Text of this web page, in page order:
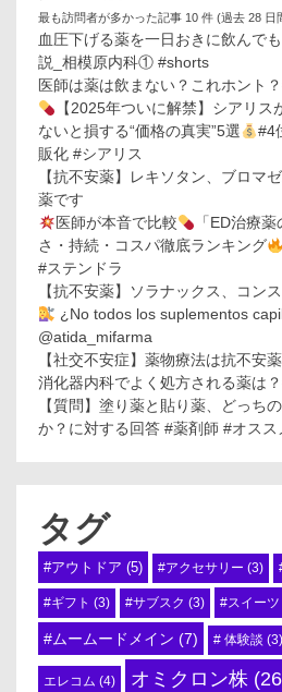
最も訪問者が多かった記事 10 件 (過去 28 日
血圧下げる薬を一日おきに飲んで
説_相模原内科① #shorts
医師は薬は飲まない？これホント
【2025年ついに解禁】シアリス
ないと損する“価格の真実”5選
#4
販化 #シアリス
【抗不安薬】レキソタン、ブロマ
薬です
医師が本音で比較
「ED治療
さ・持続・コスパ徹底ランキング
#ステンドラ
【抗不安薬】ソラナックス、コン
¿No todos los suplementos
@atida_mifarma
【社交不安症】薬物療法は抗不安
消化器内科でよく処方される薬は
【質問】塗り薬と貼り薬、どっち
か？に対する回答 #薬剤師 #オス
タグ
#アウトドア (5) #アクセサリー (3)
#ギフト (3) #サブスク (3) #スイーツ
#ムームードメイン (7) # 体験談 (3)
エレコム (4) オミクロン株